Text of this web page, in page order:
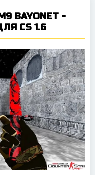
BAYONET -
CS 1.6